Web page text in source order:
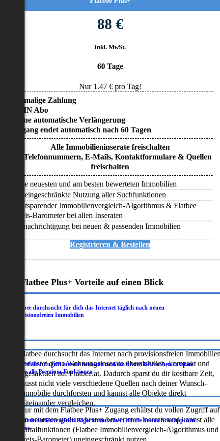
88 €
inkl. MwSt.
60 Tage
Nur 1.47€ pro Tag!
• Einmalige Zahlung
• KEIN Abo
• Keine automatische Verlängerung
• Zugang endet automatisch nach 60 Tagen
Alle Immobilieninserate freischalten
Alle Telefonnummern, E-Mails, Kontaktformulare & Quellen
freischalten
Alle neuesten und am besten bewerteten Immobilien
Uneingeschränkte Nutzung aller Suchfunktionen
Zeitsparender Immobilienvergleich-Algorithmus & Flatbee
Preis-Barometer bei allen Inseraten
Benachrichtigung bei neuen & passenden Immobilien
Registrieren & Bestellen
Flatbee Plus+ Vorteile auf einen Blick
Flatbee durchsucht für dich das Internet täglich nach neuen
provisionsfreien Immobilien
Flatbee durchsucht das Internet nach provisionsfreien
und listet diese Wohnungsinserate übersichtlich, kompakt und
tagesaktuell auf Flatbee.at. Dadurch sparst du dir kostbare Zeit,
musst nicht viele verschiedene Quellen nach deiner Wunsch-
Immobilie durchforsten und kannst alle Objekte direkt
miteinander vergleichen.
Du erhältst Zugriff auf die neuesten und am besten bewerteten Inserate
sowie alle Premium-Funktionen
Nur mit dem Flatbee Plus+ Zugang erhältst du vollen Zugriff auf
die neuesten und am besten bewerteten Inserate und kannst alle
Portalfunktionen (Flatbee Immobilienvergleich-Algorithmus und
Der Immobilienvergleich-Algorithmus filtert dir die besten Schnäppchen
heraus